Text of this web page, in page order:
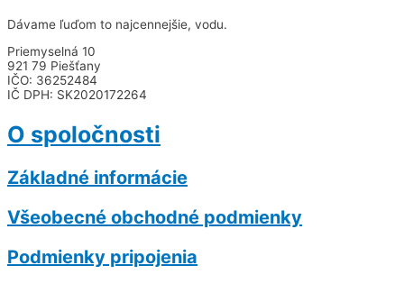
Dávame ľuďom to najcennejšie, vodu.
Priemyselná 10
921 79 Piešťany
IČO: 36252484
IČ DPH: SK2020172264
O spoločnosti
Základné informácie
Všeobecné obchodné podmienky
Podmienky pripojenia